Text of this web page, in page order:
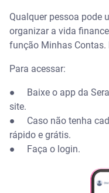
Qualquer pessoa pode
organizar a vida
função Minhas Contas.
Para acessar:
● Baixe o app da
site.
● Caso não tenha
rápido e grátis.
● Faça o login.